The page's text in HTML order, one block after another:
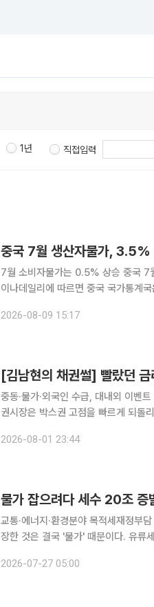
1년 직접입력
중국 7월 생산자물가, 3.5%
7월 소비자물가는 0.5% 상승 중국 7월
이나데일리에 따르면 중국 국가통계
중동에서의 긴장감으로 인해 에너지
2026-08-09 15:17
[김남현의 채권썰] 빨랐던
중동·물가·외국인 수급, 대내외 이벤트
권시장은 박스권 고점을 빠르게 되돌
이 이틀연속 동반 서킷브레이크가 발
2026-08-01 23:44
교통·에너지·환경분야 목적세재정부담 초래⋯기능회복 과제
장한 것은 결국 '물가' 때문이다. 유류
물운송과 물류비, 대중교통 비용 등
2026-07-27 05:00